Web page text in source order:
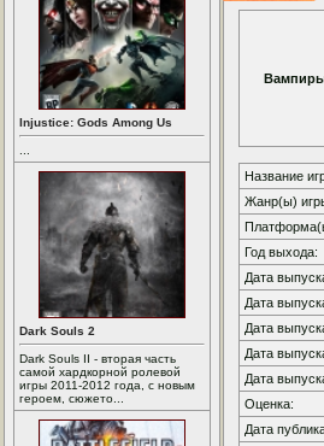
Injustice: Gods Among Us
Dark Souls 2
Dark Souls II - вторая часть
самой хардкорной ролевой
игры 2011-2012 года, с новым
героем, сюжето...
Название
Жанр(ы)
Год выхода:
Дата
Дата
Дата
Дата
Дата
Оценка:
Дата